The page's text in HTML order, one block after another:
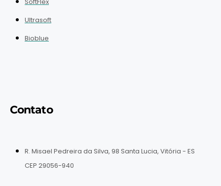
SoftFlex
Ultrasoft
Bioblue
Contato
R. Misael Pedreira da Silva, 98 Santa Lucia, Vitória - ES
CEP 29056-940